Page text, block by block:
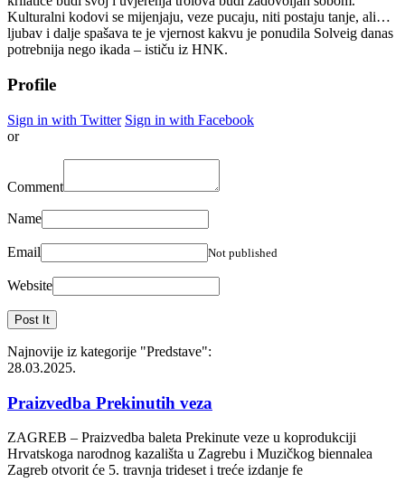
Kulturalni kodovi se mijenjaju, veze pucaju, niti postaju tanje, ali…
ljubav i dalje spašava te je vjernost kakvu je ponudila Solveig danas
potrebnija nego ikada – ističu iz HNK.
Profile
Sign in with Twitter Sign in with Facebook
or
Comment
Name
Email Not published
Website
Najnovije iz kategorije "Predstave":
28.03.2025.
Praizvedba Prekinutih veza
ZAGREB – Praizvedba baleta Prekinute veze u koprodukciji
Hrvatskoga narodnog kazališta u Zagrebu i Muzičkog biennalea
Zagreb otvorit će 5. travnja trideset i treće izdanje fe